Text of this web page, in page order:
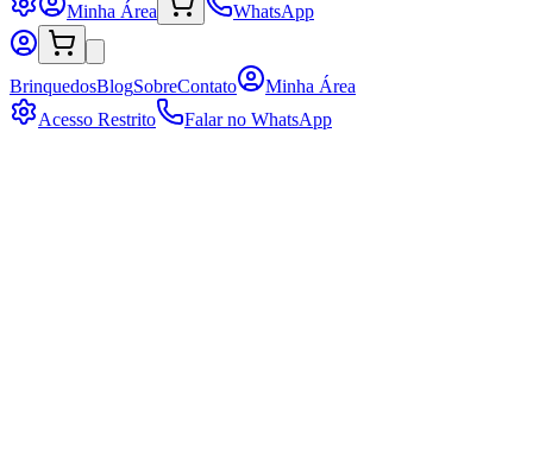
Minha Área
WhatsApp
BrinquedosBlogSobreContato
Minha Área
Acesso Restrito
Falar no WhatsApp